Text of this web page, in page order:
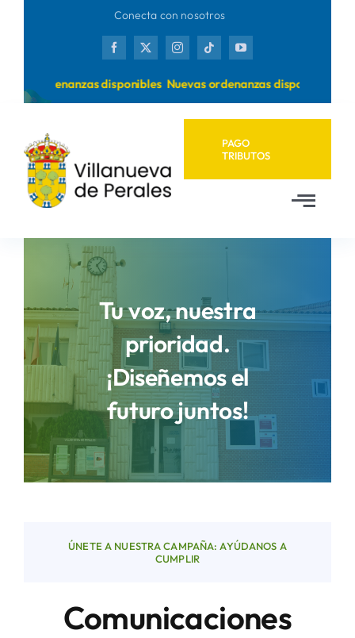
Conecta con nosotros
ordenanzas disponibles Nuevas ordenanzas disponibles
PAGO
TRIBUTOS
Ayuntamiento
Municipio
Áreas
Sede Electrónica
Buscar:
Tu voz, nuestra
prioridad.
¡Diseñemos el
futuro juntos!
ÚNETE A NUESTRA CAMPAÑA: AYÚDANOS A
CUMPLIR
Comunicaciones